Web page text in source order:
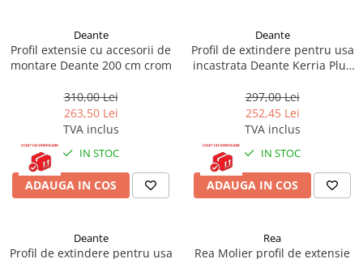
Cabine de dus pentagonale
Cabine de dus semirotunde
Cadite semitorunde
Cadite dreptunghiulare
Cadite patrate
Cadite semirotunde
Cadita pentagonala
Rigole si canale de scurgere dus
Deante
Profil extensie cu accesorii de
montare Deante 200 cm crom
310,00 Lei
263,50 Lei
TVA inclus
IN STOC
ADAUGA IN COS
Deante
Profil de extindere pentru usa
incastrata Deante Kerria Plus
297,00 Lei
252,45 Lei
TVA inclus
IN STOC
ADAUGA IN COS
Deante
Profil de extindere pentru usa
Rea
Rea Molier profil de extensie